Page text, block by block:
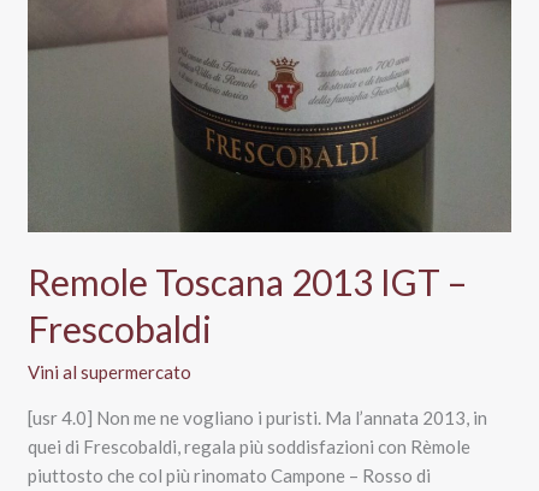
Remole Toscana 2013 IGT –
Frescobaldi
Vini al supermercato
[usr 4.0] Non me ne vogliano i puristi. Ma l’annata 2013, in
quei di Frescobaldi, regala più soddisfazioni con Rèmole
piuttosto che col più rinomato Campone – Rosso di